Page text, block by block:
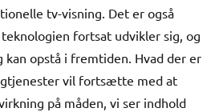
tv-visning. Det er også
fortsat udvikler sig, og
opstå i fremtiden. Hvad der er
vil fortsætte med at
på måden, vi ser indhold